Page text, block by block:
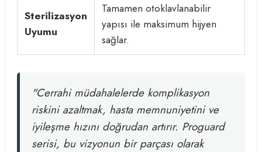
Sterilizasyon
Uyumu
Tamamen otoklavlanabilir
yapısı ile maksimum hijyen
sağlar.
"Cerrahi müdahalelerde komplikasyon
riskini azaltmak, hasta memnuniyetini ve
iyileşme hızını doğrudan artırır. Proguard
serisi, bu vizyonun bir parçası olarak